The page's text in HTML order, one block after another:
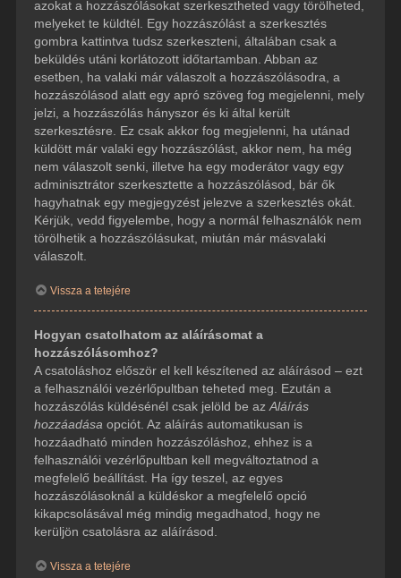
azokat a hozzászólásokat szerkesztheted vagy törölheted,
melyeket te küldtél. Egy hozzászólást a szerkesztés
gombra kattintva tudsz szerkeszteni, általában csak a
beküldés utáni korlátozott időtartamban. Abban az
esetben, ha valaki már válaszolt a hozzászólásodra, a
hozzászólásod alatt egy apró szöveg fog megjelenni, mely
jelzi, a hozzászólás hányszor és ki által került
szerkesztésre. Ez csak akkor fog megjelenni, ha utánad
küldött már valaki egy hozzászólást, akkor nem, ha még
nem válaszolt senki, illetve ha egy moderátor vagy egy
adminisztrátor szerkesztette a hozzászólásod, bár ők
hagyhatnak egy megjegyzést jelezve a szerkesztés okát.
Kérjük, vedd figyelembe, hogy a normál felhasználók nem
törölhetik a hozzászólásukat, miután már másvalaki
válaszolt.
Vissza a tetejére
Hogyan csatolhatom az aláírásomat a
hozzászólásomhoz?
A csatoláshoz először el kell készítened az aláírásod – ezt
a felhasználói vezérlőpultban teheted meg. Ezután a
hozzászólás küldésénél csak jelöld be az Aláírás
hozzáadása opciót. Az aláírás automatikusan is
hozzáadható minden hozzászóláshoz, ehhez is a
felhasználói vezérlőpultban kell megváltoztatnod a
megfelelő beállítást. Ha így teszel, az egyes
hozzászólásoknál a küldéskor a megfelelő opció
kikapcsolásával még mindig megadhatod, hogy ne
kerüljön csatolásra az aláírásod.
Vissza a tetejére